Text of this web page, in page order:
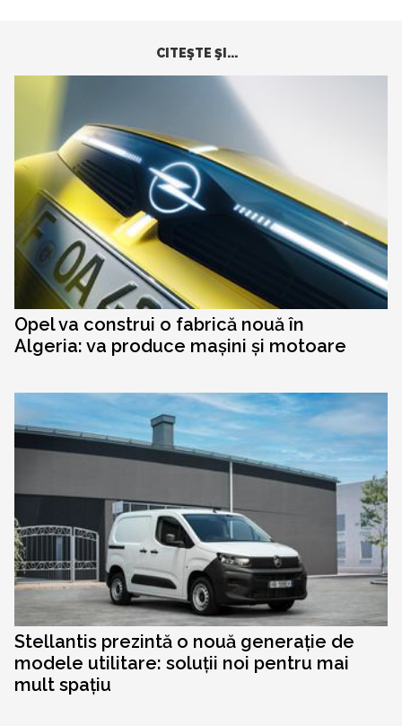
CITEŞTE ŞI...
Opel va construi o fabrică nouă în
Algeria: va produce mașini și motoare
Stellantis prezintă o nouă generație de
modele utilitare: soluții noi pentru mai
mult spațiu